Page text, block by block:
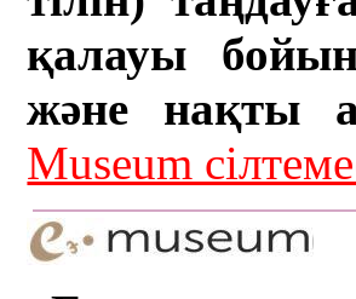
қалауы
және нақты
Museum